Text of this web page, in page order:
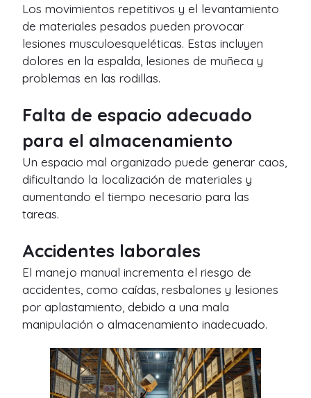
Los movimientos repetitivos y el levantamiento
de materiales pesados pueden provocar
lesiones musculoesqueléticas. Estas incluyen
dolores en la espalda, lesiones de muñeca y
problemas en las rodillas.
Falta de espacio adecuado
para el almacenamiento
Un espacio mal organizado puede generar caos,
dificultando la localización de materiales y
aumentando el tiempo necesario para las
tareas.
Accidentes laborales
El manejo manual incrementa el riesgo de
accidentes, como caídas, resbalones y lesiones
por aplastamiento, debido a una mala
manipulación o almacenamiento inadecuado.